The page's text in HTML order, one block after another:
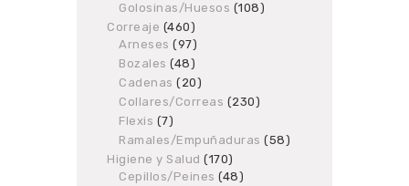
Golosinas/Huesos 108108
Correaje 460460
products
Arneses 9797
products
Bozales 4848
products
Cadenas 2020
products
Collares/Correas 230230
Flexis 77
products
Ramales/Empuñaduras 5858
Higiene y Salud 170170
products
Cepillos/Peines 4848